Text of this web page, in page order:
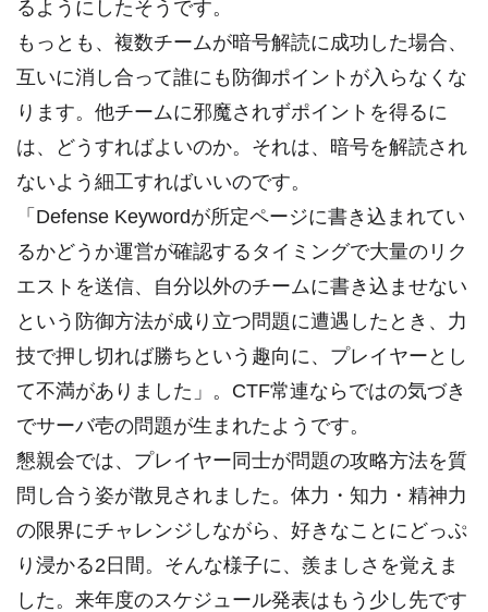
るようにしたそうです。
もっとも、複数チームが暗号解読に成功した場合、
互いに消し合って誰にも防御ポイントが入らなくな
ります。他チームに邪魔されずポイントを得るに
は、どうすればよいのか。それは、暗号を解読され
ないよう細工すればいいのです。
「Defense Keywordが所定ページに書き込まれてい
るかどうか運営が確認するタイミングで大量のリク
エストを送信、自分以外のチームに書き込ませない
という防御方法が成り立つ問題に遭遇したとき、力
技で押し切れば勝ちという趣向に、プレイヤーとし
て不満がありました」。CTF常連ならではの気づき
でサーバ壱の問題が生まれたようです。
懇親会では、プレイヤー同士が問題の攻略方法を質
問し合う姿が散見されました。体力・知力・精神力
の限界にチャレンジしながら、好きなことにどっぷ
り浸かる2日間。そんな様子に、羨ましさを覚えま
した。来年度のスケジュール発表はもう少し先です